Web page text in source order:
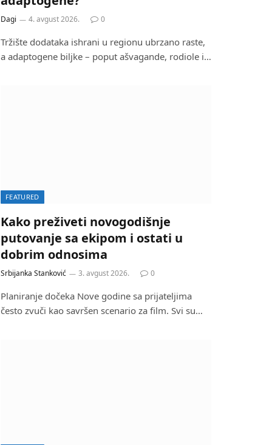
Dagi 4. avgust 2026. 0
Tržište dodataka ishrani u regionu ubrzano raste,
a adaptogene biljke – poput ašvagande, rodiole i…
FEATURED
Kako preživeti novogodišnje
putovanje sa ekipom i ostati u
dobrim odnosima
Srbijanka Stanković 3. avgust 2026. 0
Planiranje dočeka Nove godine sa prijateljima
često zvuči kao savršen scenario za film. Svi su…